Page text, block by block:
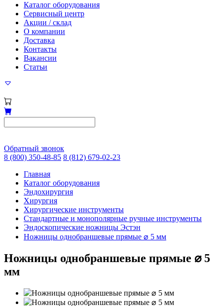
Каталог оборудования
Сервисный центр
Акции / склад
О компании
Доставка
Контакты
Вакансии
Статьи
Обратный звонок
8 (800) 350-48-85 8 (812) 679-02-23
Главная
Каталог оборудования
Эндохирургия
Хирургия
Хирургические инструменты
Стандартные и монополярные ручные инструменты
Эндоскопические ножницы Эстэн
Ножницы однобраншевые прямые ⌀ 5 мм
Ножницы однобраншевые прямые ⌀ 5
мм